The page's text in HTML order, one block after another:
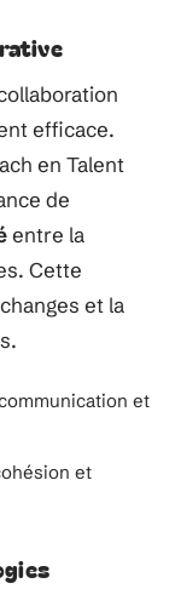
efficace.
en Talent
de
entre la
Cette
et la
et
et